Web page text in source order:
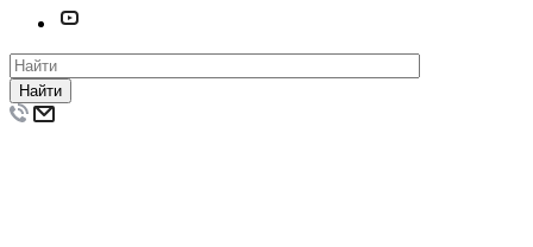
Найти